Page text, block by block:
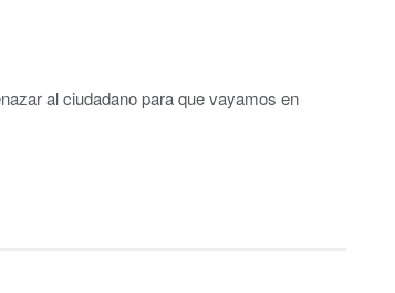
al ciudadano para que vayamos en